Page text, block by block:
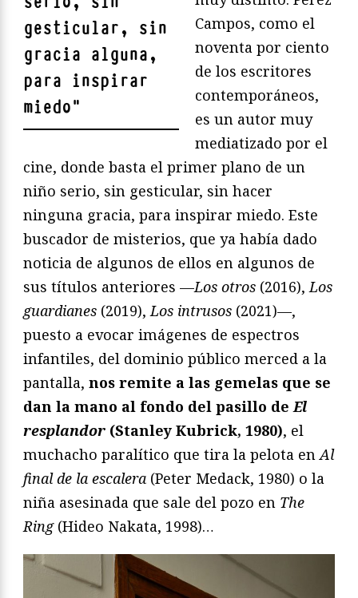
gesticular, sin
gracia alguna,
para inspirar
miedo"
Campos, como el
noventa por ciento
de los escritores
contemporáneos,
es un autor muy
mediatizado por el
cine, donde basta el primer plano de un
niño serio, sin gesticular, sin hacer
ninguna gracia, para inspirar miedo. Este
buscador de misterios, que ya había dado
noticia de algunos de ellos en algunos de
sus títulos anteriores —Los otros (2016),Los
guardianes (2019),Los intrusos (2021)—,
puesto a evocar imágenes de espectros
infantiles, del dominio público merced a la
pantalla, nos remite a las gemelas que se
dan la mano al fondo del pasillo deEl
resplandor (Stanley Kubrick, 1980), el
muchacho paralítico que tira la pelota enAl
final de la escalera (Peter Medack, 1980) o la
niña asesinada que sale del pozo en The
Ring (Hideo Nakata, 1998)…